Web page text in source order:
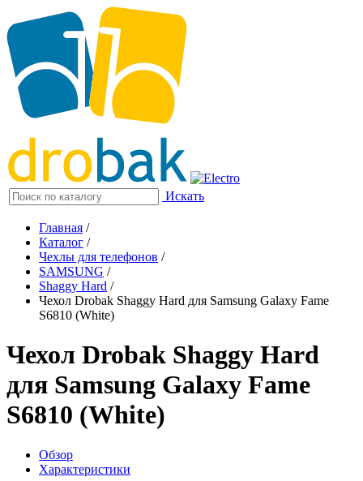
Искать
Главная /
Каталог /
Чехлы для телефонов /
SAMSUNG /
Shaggy Hard /
Чехол Drobak Shaggy Hard для Samsung Galaxy Fame
S6810 (White)
Чехол Drobak Shaggy Hard
для Samsung Galaxy Fame
S6810 (White)
Обзор
Характеристики